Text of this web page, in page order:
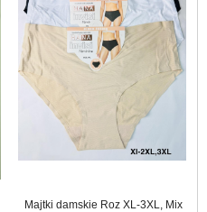
Majtki damskie Roz XL-3XL, Mix